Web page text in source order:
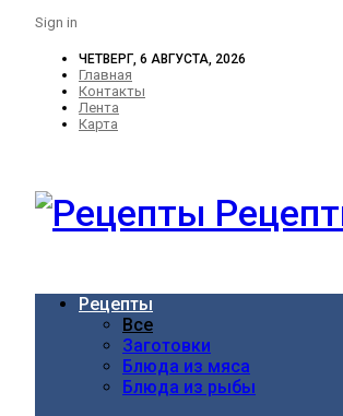
Sign in
ЧЕТВЕРГ, 6 АВГУСТА, 2026
Главная
Контакты
Лента
Карта
Рецепты
Все
Заготовки
Блюда из мяса
Блюда из рыбы